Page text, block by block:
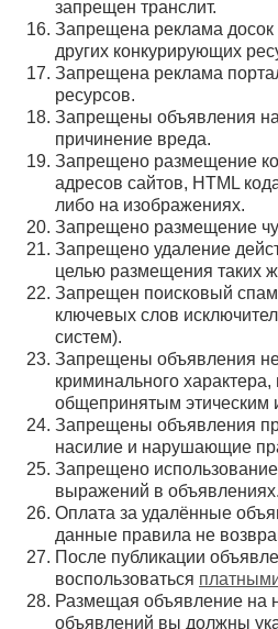
запрещен транслит.
Запрещена реклама
других конкурирующих
Запрещена реклама
ресурсов.
Запрещены объявления
причинение вреда.
Запрещено размещение
адресов сайтов, HTML
либо на изображениях.
Запрещено размещение
Запрещено удаление
целью размещения таких
Запрещен поисковый
ключевых слов
систем).
Запрещены объявления
криминального
общепринятым
Запрещены объявления
насилие и нарушающие
Запрещено
выражений в объявлениях.
Оплата за удалённые
данные правила не
После публикации
воспользоваться
Размещая объявление на
объявлений вы должны